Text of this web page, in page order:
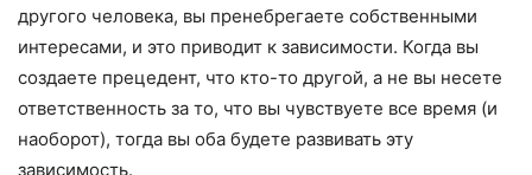
другого человека, вы пренебрегаете собственными
интересами, и это приводит к зависимости. Когда вы
создаете прецедент, что кто-то другой, а не вы несете
ответственность за то, что вы чувствуете все время (и
наоборот), тогда вы оба будете развивать эту
зависимость.